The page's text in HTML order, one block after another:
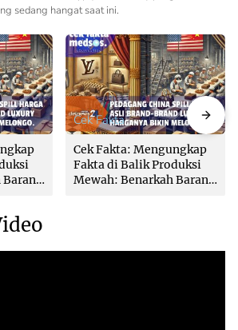
sedang hangat saat ini.
Barang
Cek Fakta
Cek Fakta: Mengungkap
Fakta di Balik Produksi
Mewah: Benarkah Barang